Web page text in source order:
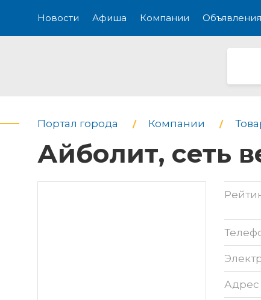
Новости Афиша Компании Объявления
Портал города Компании
Айболит, сеть
Адрес